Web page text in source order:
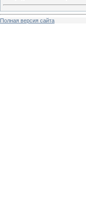
Полная версия сайта